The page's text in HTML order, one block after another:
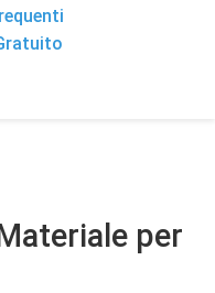
per